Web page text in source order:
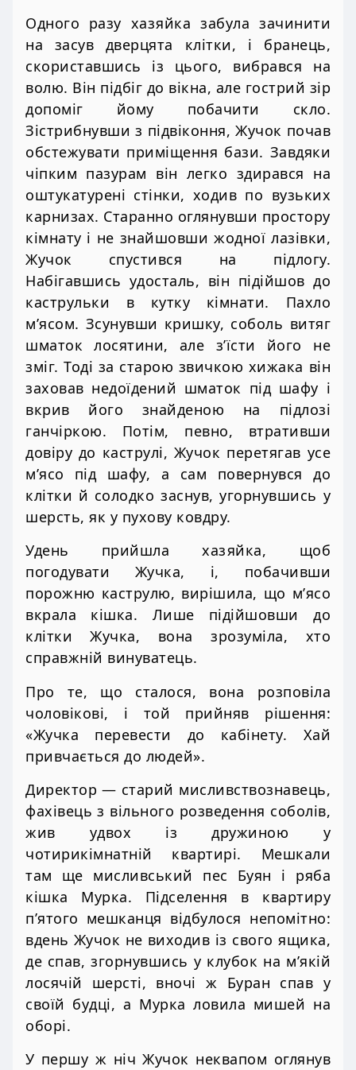
Одного разу хазяйка забула зачинити
на засув дверцята клітки, і бранець,
скориставшись із цього, вибрався на
волю. Він підбіг до вікна, але гострий зір
допоміг йому побачити скло.
Зістрибнувши з підвіконня, Жучок почав
обстежувати приміщення бази. Завдяки
чіпким пазурам він легко здирався на
оштукатурені стінки, ходив по вузьких
карнизах. Старанно оглянувши простору
кімнату і не знайшовши жодної лазівки,
Жучок спустився на підлогу.
Набігавшись удосталь, він підійшов до
каструльки в кутку кімнати. Пахло
м’ясом. Зсунувши кришку, соболь витяг
шматок лосятини, але з’їсти його не
зміг. Тоді за старою звичкою хижака він
заховав недоїдений шматок під шафу і
вкрив його знайденою на підлозі
ганчіркою. Потім, певно, втративши
довіру до каструлі, Жучок перетягав усе
м’ясо під шафу, а сам повернувся до
клітки й солодко заснув, угорнувшись у
шерсть, як у пухову ковдру.
Удень прийшла хазяйка, щоб
погодувати Жучка, і, побачивши
порожню каструлю, вирішила, що м’ясо
вкрала кішка. Лише підійшовши до
клітки Жучка, вона зрозуміла, хто
справжній винуватець.
Про те, що сталося, вона розповіла
чоловікові, і той прийняв рішення:
«Жучка перевести до кабінету. Хай
привчається до людей».
Директор — старий мисливствознавець,
фахівець з вільного розведення соболів,
жив удвох із дружиною у
чотирикімнатній квартирі. Мешкали
там ще мисливський пес Буян і ряба
кішка Мурка. Підселення в квартиру
п’ятого мешканця відбулося непомітно:
вдень Жучок не виходив із свого ящика,
де спав, згорнувшись у клубок на м’якій
лосячій шерсті, вночі ж Буран спав у
своїй будці, а Мурка ловила мишей на
оборі.
У першу ж ніч Жучок неквапом оглянув